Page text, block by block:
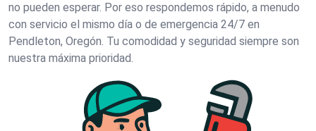
no pueden esperar. Por eso respondemos rápido, a menudo
con servicio el mismo día o de emergencia 24/7 en
Pendleton, Oregón. Tu comodidad y seguridad siempre son
nuestra máxima prioridad.